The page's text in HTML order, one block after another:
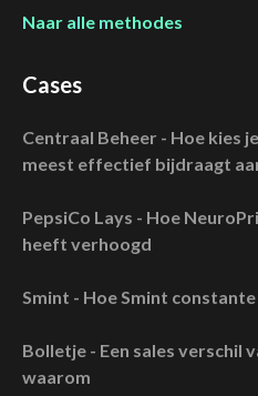
Naar alle methodes
Cases
Centraal Beheer - Hoe kies
meest effectief bijdraagt
PepsiCo Lays - Hoe
heeft verhoogd
Smint - Hoe Smint
Bolletje - Een sales verschil
waarom